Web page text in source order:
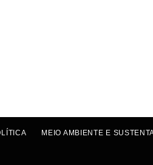
MEIO AMBIENTE E